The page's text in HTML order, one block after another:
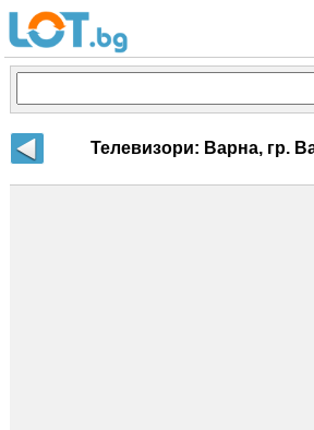
Телевизори: Варна, гр.